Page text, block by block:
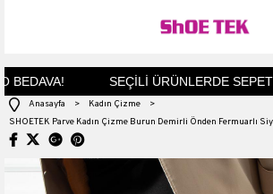
SEÇİLİ ÜRÜNLERDE
Anasayfa > Kadın Çizme
>
SHOETEK Parve Kadın Çizme Burun Demirli Önden Fermuarlı